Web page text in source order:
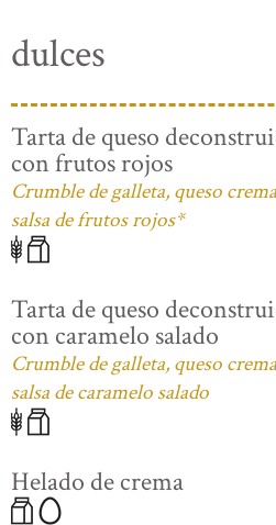
dulces
Tarta de queso
con frutos rojos
Crumble de galleta, queso
salsa de frutos rojos*
Tarta de queso
con caramelo salado
Crumble de galleta, queso
salsa de caramelo salado
Helado de crema